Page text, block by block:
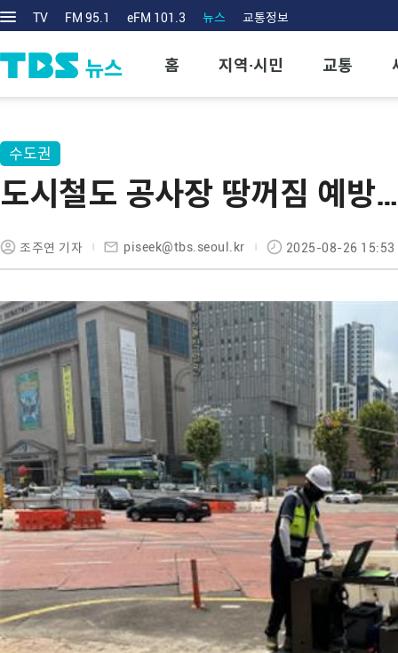
TV FM 95.1 eFM 101.3 뉴스 교통정보
홈 지역·시민 교통
수도권
도시철도 공사장 땅꺼짐 예
조주연 기자 piseek@tbs.seoul.kr 2025-08-26 15:53